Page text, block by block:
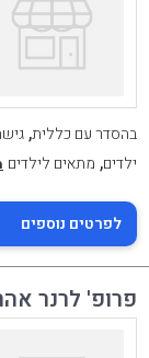
בהסדר עם כללית,
ילדים, מתאים לילדים
לפרטים נוספים
פרופ' לרנר